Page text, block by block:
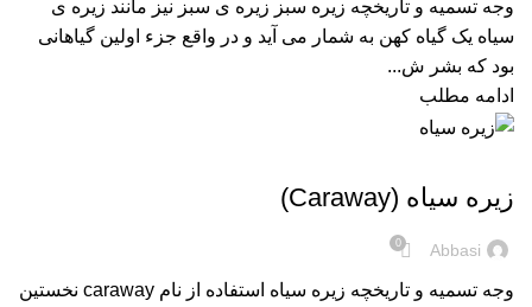
وجه تسمیه و تاریخچه زیره سبز زیره ی سبز نیز مانند زیره ی
سیاه یک گیاه کهن به شمار می آید و در واقع جزء اولین گیاهانی
بود که بشر ش...
ادامه مطلب
زیره سیاه (Caraway)
Abbasi
0
وجه تسمیه و تاریخچه زیره سیاه استفاده از نام caraway نخستین